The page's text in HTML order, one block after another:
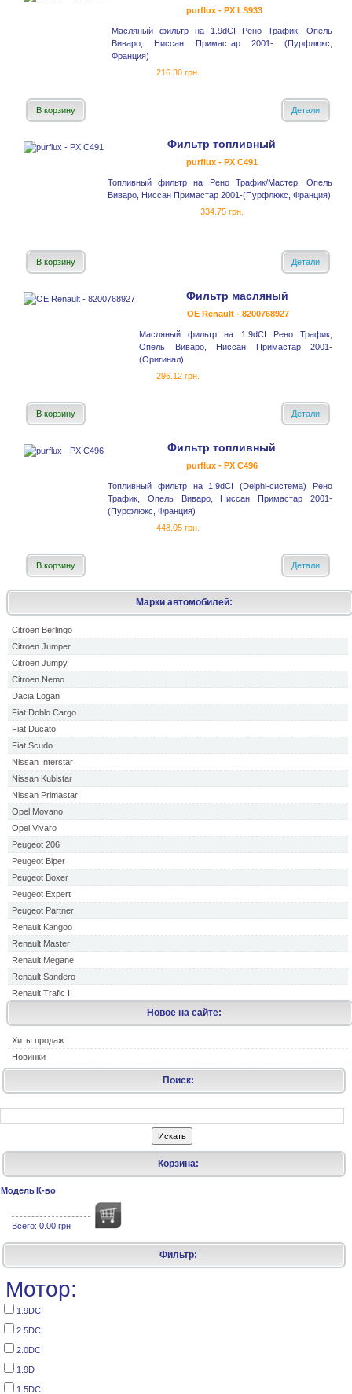
Марки автомобилей:
Citroen Berlingo
Citroen Jumper
Citroen Jumpy
Citroen Nemo
Dacia Logan
Fiat Doblo Cargo
Fiat Ducato
Fiat Scudo
Nissan Interstar
Nissan Kubistar
Nissan Primastar
Opel Movano
Opel Vivaro
Peugeot 206
Peugeot Biper
Peugeot Boxer
Peugeot Expert
Peugeot Partner
Renault Kangoo
Renault Master
Renault Megane
Renault Sandero
Renault Trafic II
Новое на сайте:
Хиты продаж
Новинки
purflux - PX LS933
Масляный фильтр на 1.9dCI Рено Трафик, Опель
Виваро, Ниссан Примастар 2001- (Пурфлюкс,
Франция)
216.30 грн.
В корзину Детали
Фильтр топливный
purflux - PX C491
Топливный фильтр на Рено Трафик/Мастер, Опель
Виваро, Ниссан Примастар 2001-(Пурфлюкс, Франция)
334.75 грн.
В корзину Детали
Фильтр масляный
OE Renault - 8200768927
Масляный фильтр на 1.9dCI Рено Трафик,
Опель Виваро, Ниссан Примастар 2001-
(Оригинал)
296.12 грн.
В корзину Детали
Фильтр топливный
purflux - PX C496
Топливный фильтр на 1.9dCI (Delphi-система) Рено
Трафик, Опель Виваро, Ниссан Примастар 2001-
(Пурфлюкс, Франция)
448.05 грн.
В корзину Детали
Поиск:
Корзина:
Модель К-во
Всего: 0.00 грн
Фильтр:
Мотор:
1.9DCI
2.5DCI
2.0DCI
1.9D
1.5DCI